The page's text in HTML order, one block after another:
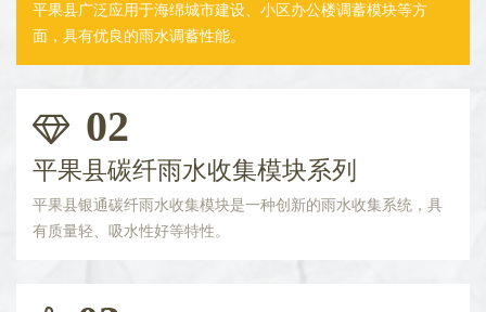
平果县广泛应用于海绵城市建设、小区办公楼调蓄模块等方
面，具有优良的雨水调蓄性能。
02
平果县碳纤雨水收集模块系列
平果县银通碳纤雨水收集模块是一种创新的雨水收集系统，具
有质量轻、吸水性好等特性。